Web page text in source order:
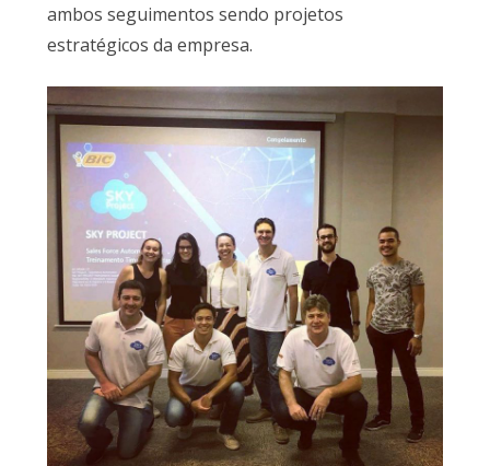
ambos seguimentos sendo projetos
estratégicos da empresa.